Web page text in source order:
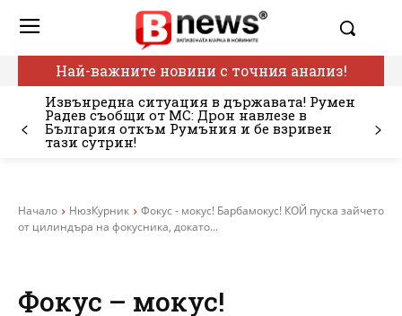
Най-важните новини с точния анализ!
Извънредна ситуация в държавата! Румен
Радев съобщи от МС: Дрон навлезе в
България откъм Румъния и бе взривен
тази сутрин!
Начало НюзКурник
Фокус - мокус! Барбамокус! КОЙ пуска зайчето
от цилиндъра на фокусника, докато...
Фокус – мокус!